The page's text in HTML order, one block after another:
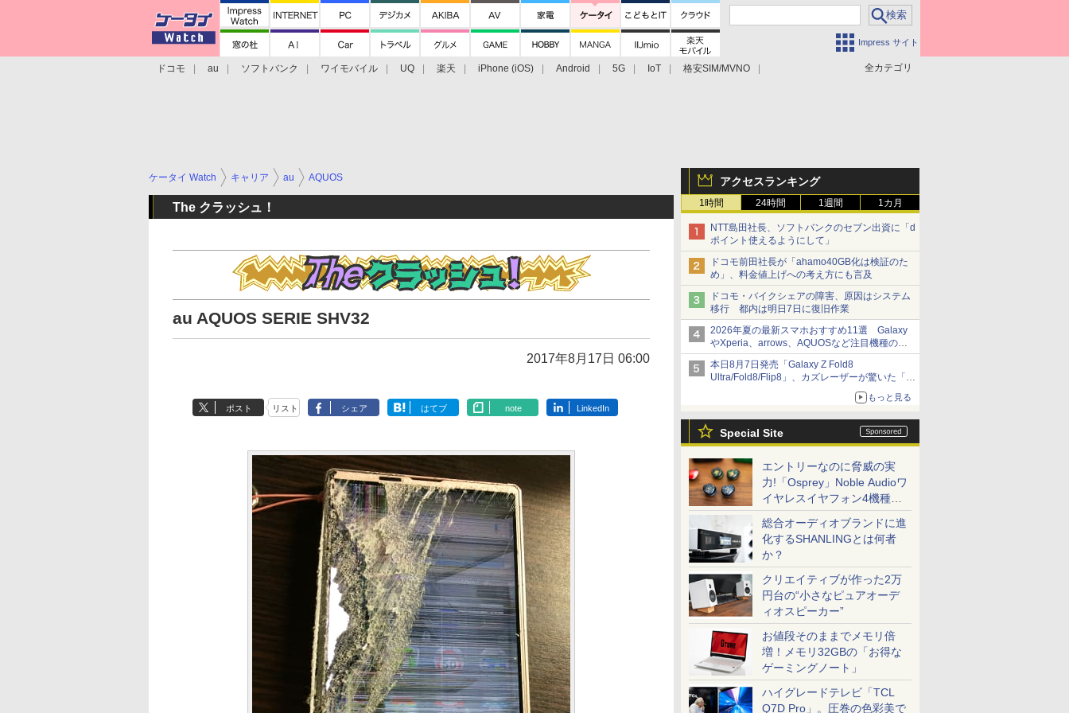
Impress サイト
全カテゴリ
ドコモ au ソフトバンク ワイモバイル UQ 楽天 iPhone (iOS) Android 5G IoT
格安SIM/MVNO
アクセスランキング
1時間 24時間 1週間 1カ月
NTT島田社長、ソフトバンクのセブン出資に「d
ポイント使えるようにして」
ドコモ前田社長が「ahamo40GB化は検証のた
め」、料金値上げへの考え方にも言及
ドコモ・バイクシェアの障害、原因はシステム
移行 都内は明日7日に復旧作業
2026年夏の最新スマホおすすめ11選 Galaxy
やXperia、arrows、AQUOSなど注目機種の特
徴は
本日8月7日発売「Galaxy Z Fold8
Ultra/Fold8/Flip8」、カズレーザーが驚いた「そ
もっと見る
Special Site
エントリーなのに脅威の実
力!「Osprey」Noble Audioワ
イヤレスイヤフォン4機種を
一気に聴く
総合オーディオブランドに進
化するSHANLINGとは何者
か？
クリエイティブが作った2万
円台の“小さなピュアオーデ
ィオスピーカー”
お値段そのままでメモリ倍
増！メモリ32GBの「お得な
ゲーミングノート」
ハイグレードテレビ「TCL
Q7D Pro」。圧巻の色彩美で
ケータイ Watch キャリア au AQUOS
The クラッシュ！
au AQUOS SERIE SHV32
2017年8月17日 06:00
ポスト リスト シェア はてブ note LinkedIn